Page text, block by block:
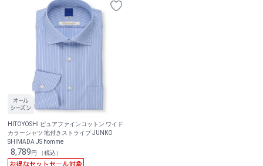
HITOYOSHI ピュアファインコットン ワイド
カラーシャツ 地付きストライプ JUNKO
SHIMADA JS homme
8,789円 （税込）